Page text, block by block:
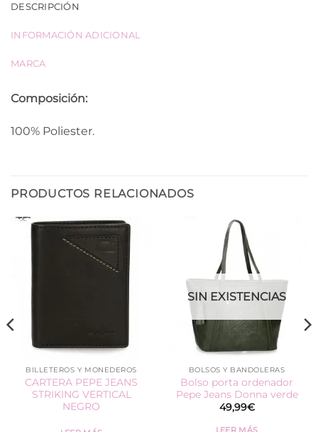
DESCRIPCIÓN
INFORMACIÓN ADICIONAL
MARCA
Composición:
100% Poliester.
PRODUCTOS RELACIONADOS
BILLETEROS Y MONEDEROS
CARTERA PEPE JEANS
STRIKING VERTICAL
NEGRO
SIN EXISTENCIAS
BOLSOS Y BANDOLERAS
Bolso porta ordenador
Pepe Jeans Donna verde
49,99€